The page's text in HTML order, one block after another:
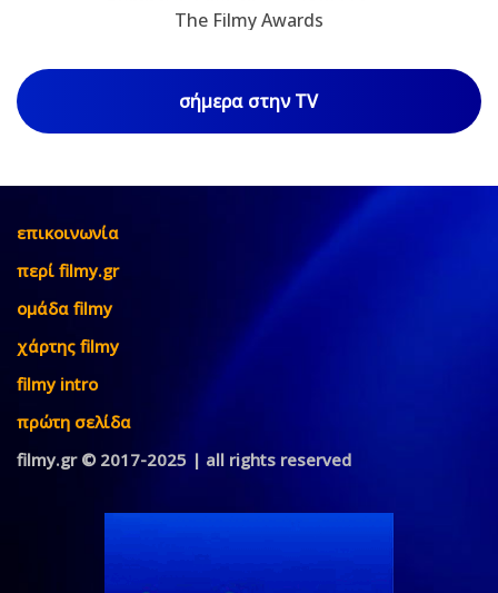
The Filmy Awards
σήμερα στην TV
επικοινωνία
περί filmy.gr
ομάδα filmy
χάρτης filmy
filmy intro
πρώτη σελίδα
filmy.gr © 2017-2025 | all rights reserved